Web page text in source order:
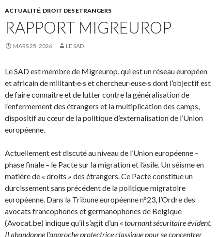
ACTUALITÉ, DROIT DES ETRANGERS
RAPPORT MIGREUROP
MARS 25, 2026 LE SAD
Le SAD est membre de Migreurop, qui est un réseau européen
et africain de militant·e·s et chercheur·euse·s dont l’objectif est
de faire connaître et de lutter contre la généralisation de
l’enfermement des étrangers et la multiplication des camps,
dispositif au cœur de la politique d’externalisation de l’Union
européenne.
Actuellement est discuté au niveau de l’Union européenne –
phase finale – le Pacte sur la migration et l’asile. Un séisme en
matière de « droits » des étrangers. Ce Pacte constitue un
durcissement sans précédent de la politique migratoire
européenne. Dans la Tribune européenne n°23, l’Ordre des
avocats francophones et germanophones de Belgique
(Avocat.be) indique qu’il s’agit d’un « tournant sécuritaire évident.
Il abandonne l’approche protectrice classique pour se concentrer